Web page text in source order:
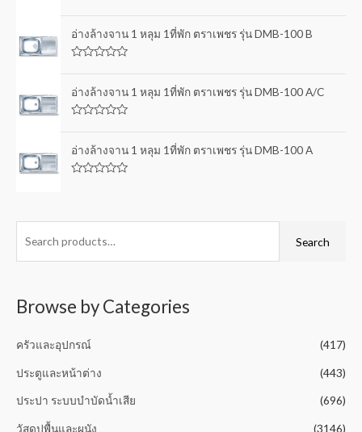
t
o
f
t
e
d
t
o
f
อ่างล้างจาน 1 หลุม 1ที่พัก ตราเพชร รุ่น DMB-100 B
t
e
d
t
o
f
อ่างล้างจาน 1 หลุม 1ที่พัก ตราเพชร รุ่น DMB-100 A/C
t
e
d
o
5
อ่างล้างจาน 1 หลุม 1ที่พัก ตราเพชร รุ่น DMB-100 A
d
o
Search
Browse by Categories
ครัวและอุปกรณ์ (417)
ประตูและหน้าต่าง (443)
ประปา ระบบบำบัดน้ำเสีย (696)
วัสดุปูพื้นและผนัง (3146)